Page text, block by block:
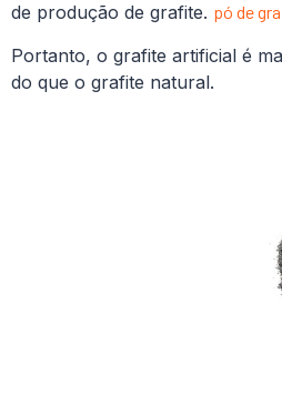
de produção de grafite. pó de
Portanto, o grafite artificial é
do que o grafite natural.